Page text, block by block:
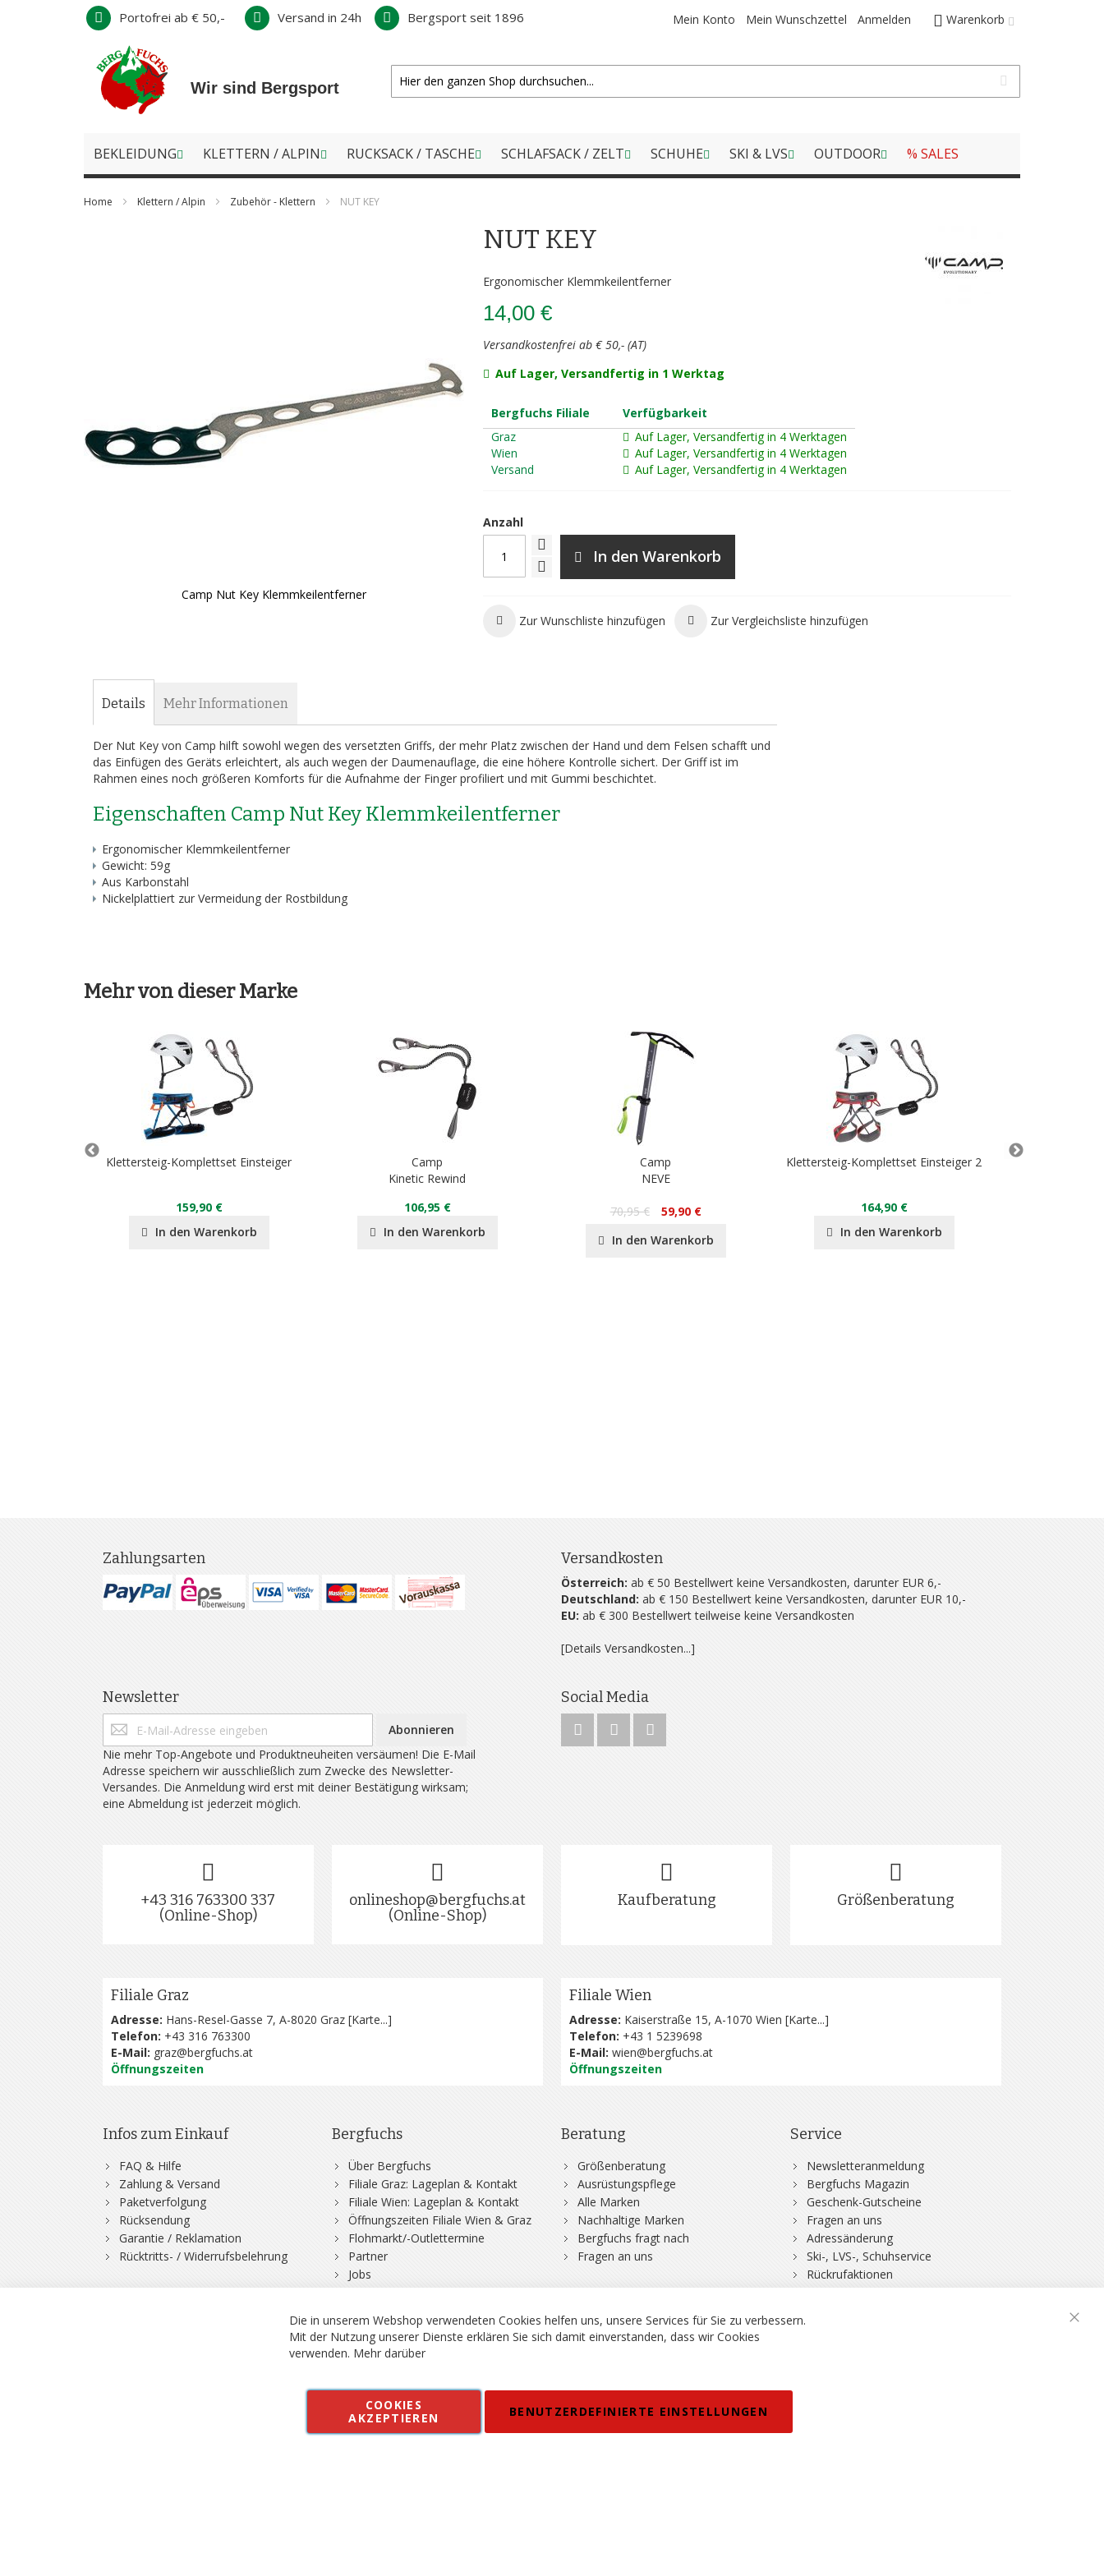
Direkt
Inhalt
Warenkorb
Mein Konto Mein Wunschzettel Anmelden
Portofrei ab € 50,- Versand in 24h Bergsport seit 1896
Wir sind Bergsport
BEKLEIDUNG KLETTERN / ALPIN RUCKSACK / TASCHE SCHLAFSACK / ZELT SCHUHE SKI & LVS OUTDOOR % SALES
Home Klettern / Alpin Zubehör - Klettern NUT KEY
Camp Nut Key Klemmkeilentferner
springen
NUT KEY
Ergonomischer Klemmkeilentferner
14,00 €
Versandkostenfrei ab € 50,- (AT)
Auf Lager, Versandfertig in 1 Werktag
Bergfuchs Filiale
Verfügbarkeit
Graz
Auf Lager, Versandfertig in 4 Werktagen
Wien
Auf Lager, Versandfertig in 4 Werktagen
Versand
Auf Lager, Versandfertig in 4 Werktagen
Anzahl
In den Warenkorb
Zur Wunschliste hinzufügen Zur Vergleichsliste hinzufügen
Details
Der Nut Key von Camp hilft sowohl wegen des versetzten Griffs, der mehr Platz zwischen der Hand und dem Felsen schafft und
das Einfügen des Geräts erleichtert, als auch wegen der Daumenauflage, die eine höhere Kontrolle sichert. Der Griff ist im
Rahmen eines noch größeren Komforts für die Aufnahme der Finger profiliert und mit Gummi beschichtet.
Eigenschaften Camp Nut Key Klemmkeilentferner
Ergonomischer Klemmkeilentferner
Gewicht: 59g
Aus Karbonstahl
Nickelplattiert zur Vermeidung der Rostbildung
Mehr Informationen
Mehr von dieser Marke
Klettersteig-Komplettset Einsteiger
159,90 €
In den Warenkorb
Camp
Kinetic Rewind
106,95 €
In den Warenkorb
Camp
NEVE
70,95 €
59,90 €
In den Warenkorb
Klettersteig-Komplettset Einsteiger 2
164,90 €
In den Warenkorb
Zahlungsarten Versandkosten
Österreich: ab € 50 Bestellwert keine Versandkosten, darunter EUR 6,-
Deutschland: ab € 150 Bestellwert keine Versandkosten, darunter EUR 10,-
EU: ab € 300 Bestellwert teilweise keine Versandkosten
[Details Versandkosten...]
Newsletter
Abonnieren
Nie mehr Top-Angebote und Produktneuheiten versäumen! Die E-Mail
Adresse speichern wir ausschließlich zum Zwecke des Newsletter-
Versandes. Die Anmeldung wird erst mit deiner Bestätigung wirksam;
eine Abmeldung ist jederzeit möglich.
Social Media
+43 316 763300 337
(Online-Shop)
onlineshop@bergfuchs.at
(Online-Shop)
Kaufberatung Größenberatung
Filiale Graz
Adresse: Hans-Resel-Gasse 7, A-8020 Graz [Karte...]
Telefon: +43 316 763300
E-Mail: graz@bergfuchs.at
Öffnungszeiten
Filiale Wien
Adresse: Kaiserstraße 15, A-1070 Wien [Karte...]
Telefon: +43 1 5239698
E-Mail: wien@bergfuchs.at
Öffnungszeiten
Infos zum Einkauf
FAQ & Hilfe
Zahlung & Versand
Paketverfolgung
Rücksendung
Garantie / Reklamation
Rücktritts- / Widerrufsbelehrung
Bergfuchs
Über Bergfuchs
Filiale Graz: Lageplan & Kontakt
Filiale Wien: Lageplan & Kontakt
Öffnungszeiten Filiale Wien & Graz
Flohmarkt/-Outlettermine
Partner
Jobs
Beratung
Größenberatung
Ausrüstungspflege
Alle Marken
Nachhaltige Marken
Bergfuchs fragt nach
Fragen an uns
Service
Newsletteranmeldung
Bergfuchs Magazin
Geschenk-Gutscheine
Fragen an uns
Adressänderung
Ski-, LVS-, Schuhservice
Rückrufaktionen
DSV-Skiversicherung
Vertrag widerrufen Kontakt AGB Datenschutz
Barrierefreiheitserklärung
Alle Preise inkl. MWSt. in EUR, Angebot solange Vorrat reicht. Fehler, Irrtümer und Preisänderungen vorbehalten.
Die in unserem Webshop verwendeten Cookies helfen uns, unsere Services für Sie zu verbessern.
Mit der Nutzung unserer Dienste erklären Sie sich damit einverstanden, dass wir Cookies
verwenden. Mehr darüber
COOKIES
AKZEPTIEREN
BENUTZERDEFINIERTE EINSTELLUNGEN